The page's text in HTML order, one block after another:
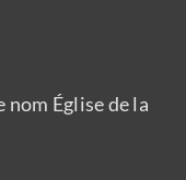
nom Église de la